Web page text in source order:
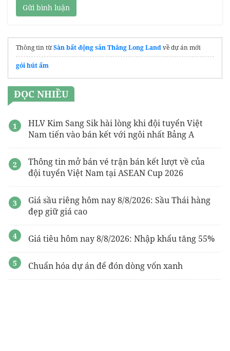
Gửi bình luận
Thông tin từSàn bất động sản Thăng Long Landvề dự án mới
gói hút ẩm
ĐỌC NHIỀU
HLV Kim Sang Sik hài lòng khi đội tuyển Việt
Nam tiến vào bán kết với ngôi nhất Bảng A
Thông tin mở bán vé trận bán kết lượt về của
đội tuyển Việt Nam tại ASEAN Cup 2026
Giá sầu riêng hôm nay 8/8/2026: Sầu Thái hàng
đẹp giữ giá cao
Giá tiêu hôm nay 8/8/2026: Nhập khẩu tăng 55%
Chuẩn hóa dự án để đón dòng vốn xanh